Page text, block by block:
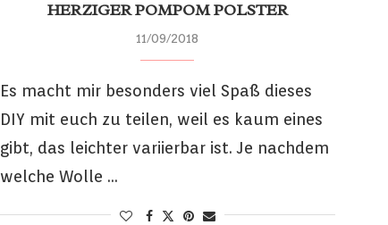
HERZIGER POMPOM POLSTER
11/09/2018
Es macht mir besonders viel Spaß dieses
DIY mit euch zu teilen, weil es kaum eines
gibt, das leichter variierbar ist. Je nachdem
welche Wolle …